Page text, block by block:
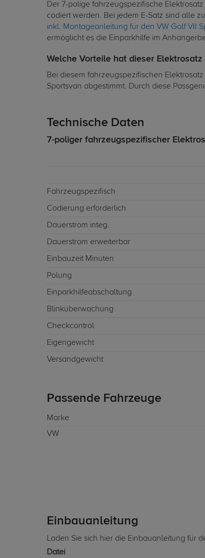
Der 7-polige fahrzeugspezifische
codiert werden. Bei jedem E-Satz sind alle
inkl. Montageanleitung für den VW Golf VII
ermöglicht es die Einparkhilfe im
Welche Vorteile hat dieser Elektrosatz
Bei diesem fahrzeugspezifischen
Sportsvan abgestimmt. Durch diese
Technische Daten
7-poliger fahrzeugspezifischer
Fahrzeugspezifisch
Codierung erforderlich
Dauerstrom integ.
Dauerstrom erweiterbar
Einbauzeit Minuten
Polung
Einparkhilfeabschaltung
Blinküberwachung
Checkcontrol
Eigengewicht
Versandgewicht
Passende Fahrzeuge
Marke
VW
Einbauanleitung
Laden Sie sich hier die Einbauanleitung für
Datei